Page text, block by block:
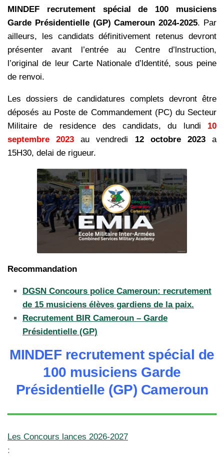
MINDEF recrutement spécial de 100 musiciens
Garde Présidentielle (GP) Cameroun 2024-2025. Par
ailleurs, les candidats définitivement retenus devront
présenter avant l’entrée au Centre d’lnstruction,
l’original de leur Carte Nationale d’ldentité, sous peine
de renvoi.
Les dossiers de candidatures complets devront être
déposés au Poste de Commandement (PC) du Secteur
Militaire de residence des candidats, du lundi 10
septembre 2023 au vendredi 12 octobre 2023a
15H30, delai de rigueur.
Recommandation
DGSN Concours police Cameroun: recrutement
de 15 musiciens élèves gardiens de la paix.
Recrutement BIR Cameroun – Garde
Présidentielle (GP)
MINDEF recrutement spécial de
100 musiciens Garde
Présidentielle (GP) Cameroun
Les Concours lances 2026-2027
: